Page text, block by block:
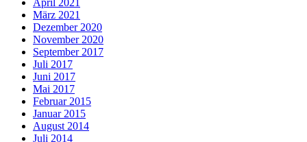
März 2021
Dezember 2020
November 2020
September 2017
Juli 2017
Juni 2017
Mai 2017
Februar 2015
Januar 2015
August 2014
Juli 2014